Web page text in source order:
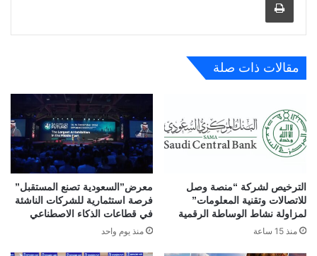
مقالات ذات صلة
الترخيص لشركة “منصة وصل
للاتصالات وتقنية المعلومات”
لمزاولة نشاط الوساطة الرقمية
منذ 15 ساعة
معرض”السعودية تصنع المستقبل”
فرصة استثمارية للشركات الناشئة
في قطاعات الذكاء الاصطناعي
منذ يوم واحد